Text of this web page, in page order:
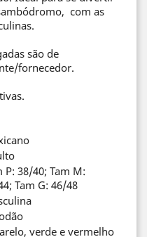
com as
são de
fornecedor.
P: 38/40; Tam M:
Tam G: 46/48
verde e vermelho